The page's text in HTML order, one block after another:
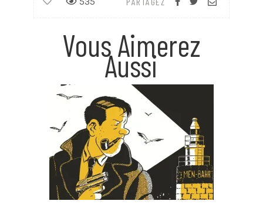
Vous Aimerez
Aussi